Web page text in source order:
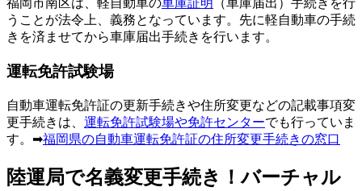
福岡市南区は、軽自動車の車庫証明
（車庫届出）手続きを行
うことが法令上、義務となっています。先に軽自動車の手続
きを済ませてから車庫届出手続きを行います。
運転免許試験場
自動車運転免許証の更新手続きや住所変更などの記載事項変
更手続きは、 運転免許試験場や免許センターでも行っていま
す。➡福岡県の自動車運転免許証の住所変更手続きの窓口
陸運局で名義変更手続き！バーチャル